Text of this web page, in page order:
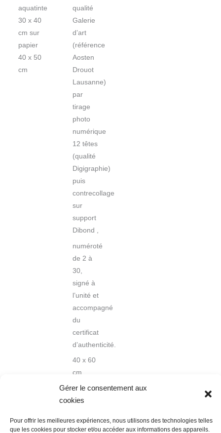
Gérer le consentement aux
cookies
Pour offrir les meilleures expériences, nous utilisons des technologies telles
que les cookies pour stocker et/ou accéder aux informations des appareils.
aquatinte
30 x 40
cm sur
papier
40 x 50
cm
qualité
Galerie
d’art
(référence
Aosten
Drouot
Lausanne)
par
tirage
photo
numérique
12 têtes
(qualité
Digigraphie)
puis
contrecollage
sur
support
Dibond ,
numéroté
de 2 à
30,
signé à
l’unité et
accompagné
du
certificat
d’authenticité.
40 x 60
cm